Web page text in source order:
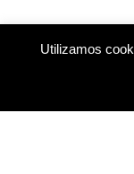
Utilizamos